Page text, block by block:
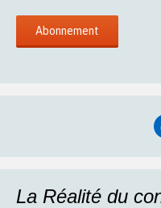
La Réalité du